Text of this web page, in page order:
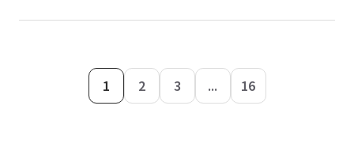
1 2 3 ... 16